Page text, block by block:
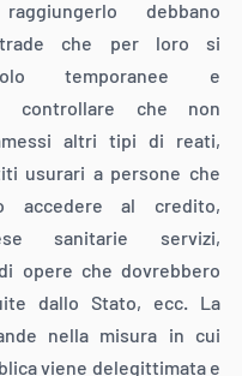
debbano
che per loro si
temporanee e
controllare che non
altri tipi di reati,
usurari a persone che
accedere al credito,
sanitarie servizi,
opere che dovrebbero
dallo Stato, ecc. La
nella misura in cui
viene delegittimata e